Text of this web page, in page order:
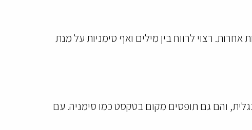
רצוי לרווח בין מילים ואף סימניות על מנת
והם גם תופסים מקום בטקסט כמו סימניה. עם